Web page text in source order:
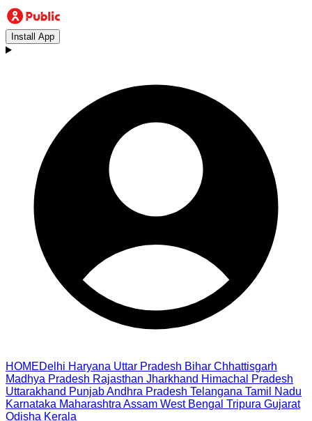
Install App
HOMEDelhi Haryana Uttar Pradesh Bihar Chhattisgarh
Madhya Pradesh Rajasthan Jharkhand Himachal Pradesh
Uttarakhand PunjabAndhra Pradesh Telangana Tamil Nadu
Karnataka Maharashtra Assam West Bengal Tripura Gujarat
Odisha Kerala